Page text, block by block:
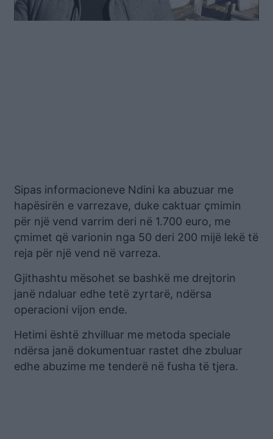
Sipas informacioneve Ndini ka abuzuar me
hapësirën e varrezave, duke caktuar çmimin
për një vend varrim deri në 1.700 euro, me
çmimet që varionin nga 50 deri 200 mijë lekë të
reja për një vend në varreza.
Gjithashtu mësohet se bashkë me drejtorin
janë ndaluar edhe tetë zyrtarë, ndërsa
operacioni vijon ende.
Hetimi është zhvilluar me metoda speciale
ndërsa janë dokumentuar rastet dhe zbuluar
edhe abuzime me tenderë në fusha të tjera.